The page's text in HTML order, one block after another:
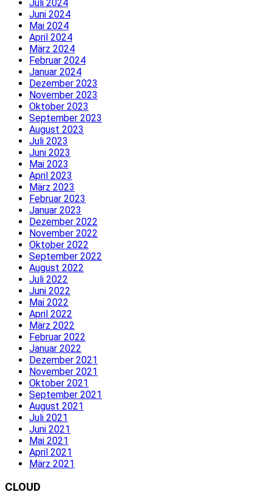
Juli 2024
Juni 2024
Mai 2024
April 2024
März 2024
Februar 2024
Januar 2024
Dezember 2023
November 2023
Oktober 2023
September 2023
August 2023
Juli 2023
Juni 2023
Mai 2023
April 2023
März 2023
Februar 2023
Januar 2023
Dezember 2022
November 2022
Oktober 2022
September 2022
August 2022
Juli 2022
Juni 2022
Mai 2022
April 2022
März 2022
Februar 2022
Januar 2022
Dezember 2021
November 2021
Oktober 2021
September 2021
August 2021
Juli 2021
Juni 2021
Mai 2021
April 2021
März 2021
CLOUD